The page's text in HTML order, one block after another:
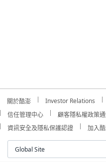
關於酷澎 Investor Relations
信任管理中心
顧客隱私權政策
資訊安全及隱私保護認證
加入
Global Site